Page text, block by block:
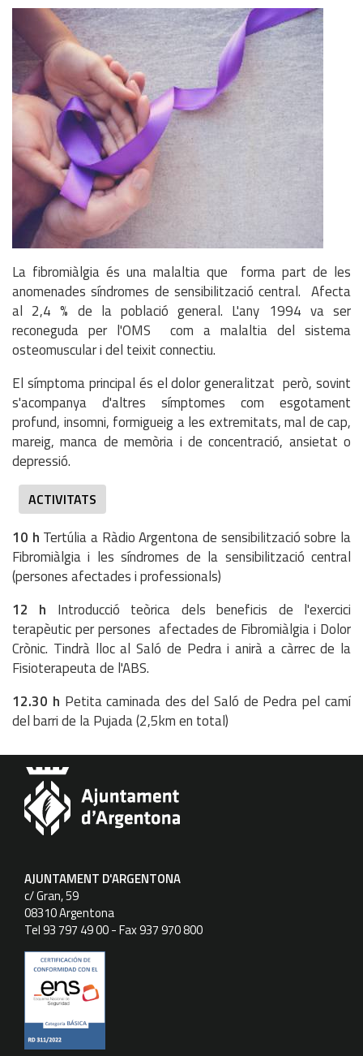
La fibromiàlgia és una malaltia que forma part de les
anomenades síndromes de sensibilització central. Afecta
al 2,4 % de la població general. L'any 1994 va ser
reconeguda per l'OMS com a malaltia del sistema
osteomuscular i del teixit connectiu.
El símptoma principal és el dolor generalitzat però, sovint
s'acompanya d'altres símptomes com esgotament
profund, insomni, formigueig a les extremitats, mal de cap,
mareig, manca de memòria i de concentració, ansietat o
depressió.
ACTIVITATS
10 h Tertúlia a Ràdio Argentona de sensibilització sobre la
Fibromiàlgia i les síndromes de la sensibilització central
(persones afectades i professionals)
12 h Introducció teòrica dels beneficis de l'exercici
terapèutic per persones afectades de Fibromiàlgia i Dolor
Crònic. Tindrà lloc al Saló de Pedra i anirà a càrrec de la
Fisioterapeuta de l'ABS.
12.30 h Petita caminada des del Saló de Pedra pel camí
del barri de la Pujada (2,5km en total)
AJUNTAMENT D'ARGENTONA
c/ Gran, 59
08310 Argentona
Tel 93 797 49 00 - Fax 937 970 800